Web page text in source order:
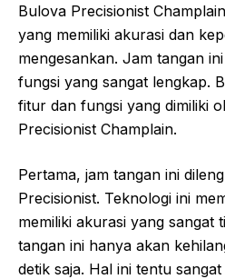
Bulova Precisionist
yang memiliki akurasi dan
mengesankan. Jam tangan
fungsi yang sangat lengkap.
fitur dan fungsi yang dimiliki
Precisionist Champlain.
Pertama, jam tangan ini
Precisionist. Teknologi ini
memiliki akurasi yang sangat
tangan ini hanya akan
detik saja. Hal ini tentu